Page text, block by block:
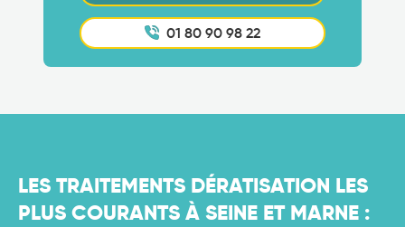
01 80 90 98 22
LES TRAITEMENTS DÉRATISATION LES
PLUS COURANTS À SEINE ET MARNE :